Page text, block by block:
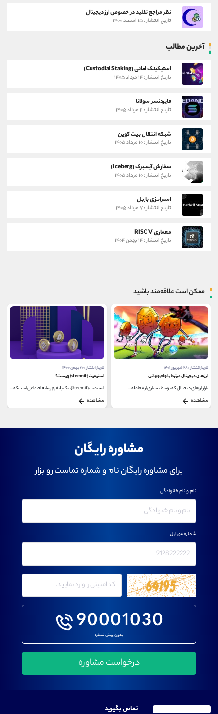
نظر مراجع تقلید در خصوص ارز دیجیتال
تاریخ انتشار : ۱۵ اسفند ۱۴۰۰
آخرین مطالب
استیکینگ امانی (Custodial Staking)
تاریخ انتشار : ۱۴ مرداد ۱۴۰۵
فایردنسر سولانا
تاریخ انتشار : ۱۱ مرداد ۱۴۰۵
شبکه انتقال بیت کوین
تاریخ انتشار : ۱۰ مرداد ۱۴۰۵
سفارش آیسبرگ (Iceberg)
تاریخ انتشار : ۱۰ مرداد ۱۴۰۵
استراتژی باربل
تاریخ انتشار : ۷ مرداد ۱۴۰۵
معماری RISC V
تاریخ انتشار : ۱۴ بهمن ۱۴۰۴
ممکن است علاقه‌مند باشید
تاریخ انتشار : ۲۰ بهمن ۱۴۰۰
استیمیت (steemit) چیست؟
استیمیت (Steemit)، یک پلتفرم رسانه اجتماعی است که...
مشاهده
تاریخ انتشار : ۲۸ فروردین ۱۴۰۲
معرفی پروژه های برتر بلاک چین VeChain
بسیاری از شرکت‌ها در سراسر جهان می‌خواهند...
مشاهده
مشاوره رایگان
برای مشاوره رایگان نام و شماره تماست رو بزار
90001030
بدون پیش شماره
نام و نام خانوادگی
شماره موبایل
تماس بگیرید